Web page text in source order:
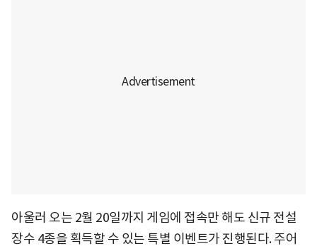
아울러 오는 2월 20일까지 게임에 접속만 해도 신규 전설
장수 4종을 획득할 수 있는 특별 이벤트가 진행된다. 주어